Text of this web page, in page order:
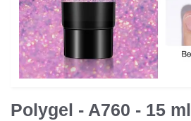
Polygel - A760 - 15 ml